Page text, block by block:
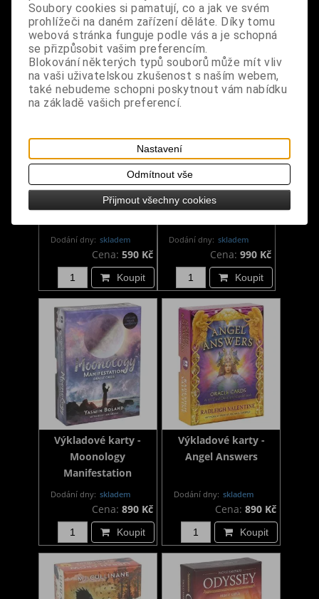
Koupit Koupit
Výkladové karty malé
- The Witch's Familiar
Dodání dny: skladem
Cena: 590 Kč
Koupit
Výkladové karty - Star
Dragons
Dodání dny: skladem
Cena:990 Kč
Koupit
Výkladové karty -
Moonology
Manifestation
Dodání dny: skladem
Cena: 890 Kč
Koupit
Výkladové karty -
Angel Answers
Dodání dny: skladem
Cena: 890 Kč
Koupit
Soubory cookies si pamatují, co a jak ve svém
prohlížeči na daném zařízení děláte. Díky tomu
webová stránka funguje podle vás a je schopná
se přizpůsobit vašim preferencím.
Blokování některých typů souborů může mít vliv
na vaši uživatelskou zkušenost s naším webem,
také nebudeme schopni poskytnout vám nabídku
na základě vašich preferencí.
Nastavení
Odmítnout vše
Přijmout všechny cookies